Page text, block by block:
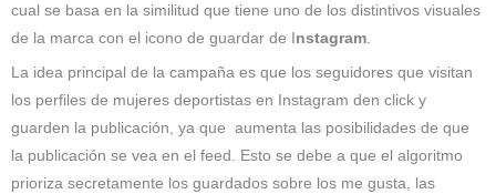
cual se basa en la similitud que tiene uno de los distintivos visuales
de la marca con el icono de guardar de Instagram
La idea principal de la campaña es que los seguidores que visitan
los perfiles de mujeres deportistas en Instagram den click y
guarden la publicación, ya que aumenta las posibilidades de que
la publicación se vea en el feed. Esto se debe a que el algoritmo
prioriza secretamente los guardados sobre los me gusta, las